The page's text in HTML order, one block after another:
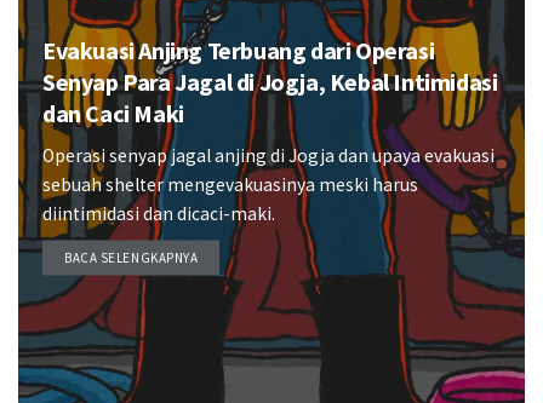
Evakuasi Anjing Terbuang dari Operasi
Senyap Para Jagal di Jogja, Kebal Intimidasi
dan Caci Maki
Operasi senyap jagal anjing di Jogja dan upaya evakuasi
sebuah shelter mengevakuasinya meski harus
diintimidasi dan dicaci-maki.
BACA SELENGKAPNYA DETAILS